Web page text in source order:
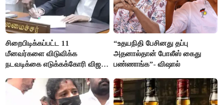
சிறைபிடிக்கப்பட்ட 11
மீனவர்களை விடுவிக்க
நடவடிக்கை எடுக்கக்கோரி விஜய்
“உதயநிதி பேசினது தப்பு
அதனால்தான் போலீஸ் கைது
பண்ணாங்க”- விஷால்